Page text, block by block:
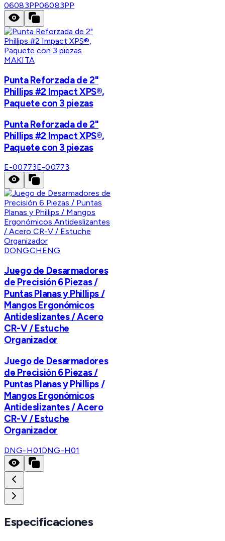
06083PP06083PP
MAKITA
Punta Reforzada de 2"
Phillips #2 Impact XPS®,
Paquete con 3 piezas
Punta Reforzada de 2"
Phillips #2 Impact XPS®,
Paquete con 3 piezas
E-00773E-00773
DONGCHENG
Juego de Desarmadores
de Precisión 6 Piezas /
Puntas Planas y Phillips /
Mangos Ergonómicos
Antideslizantes / Acero
CR-V / Estuche
Organizador
Juego de Desarmadores
de Precisión 6 Piezas /
Puntas Planas y Phillips /
Mangos Ergonómicos
Antideslizantes / Acero
CR-V / Estuche
Organizador
DNG-H01DNG-H01
Especificaciones